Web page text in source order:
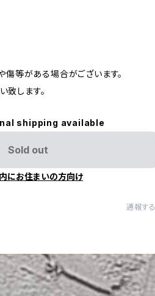
等がある場合がございます。
致します。
shipping available
Sold out
にお住まいの方向け
通報する